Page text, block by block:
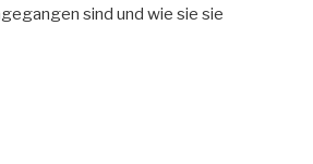
sind und wie sie sie